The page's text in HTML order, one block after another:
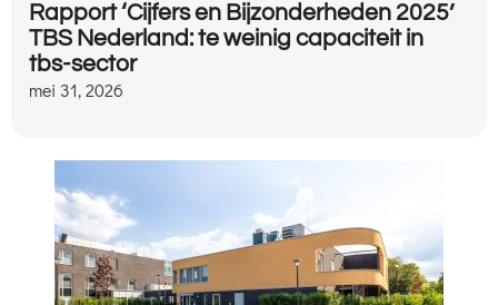
Rapport ‘Cijfers en Bijzonderheden 2025’
TBS Nederland: te weinig capaciteit in
tbs-sector
mei 31, 2026